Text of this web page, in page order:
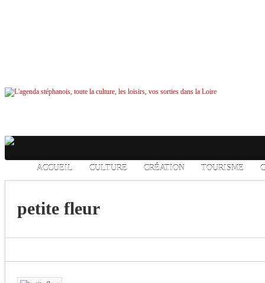
ACCUEIL CULTURE CRÉATION TOURISME
petite fleur